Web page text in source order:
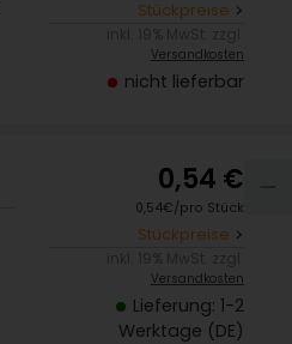
Stückpreise
Versandkosten
nicht lieferbar
0,54 €
0,54€/pro Stück
Stückpreise
Versandkosten
Lieferung: 1-2
Werktage (DE)